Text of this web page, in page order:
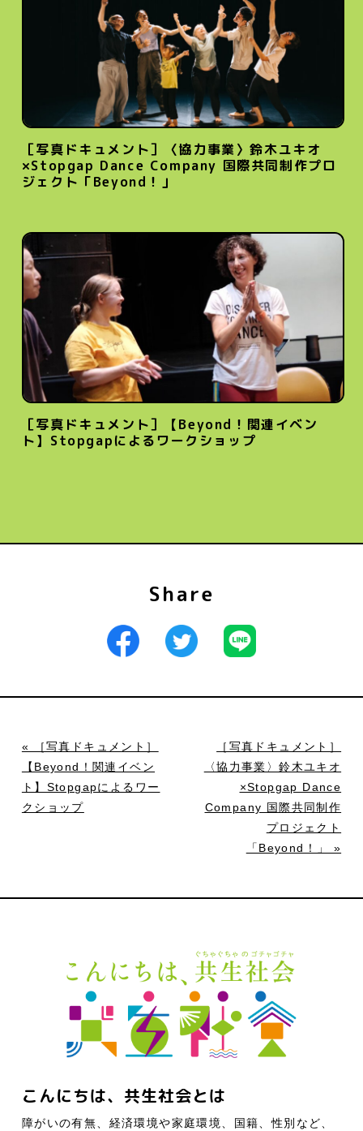
［写真ドキュメント］〈協力事業〉鈴木ユキオ
×Stopgap Dance Company 国際共同制作プロ
ジェクト「Beyond！」
［写真ドキュメント］【Beyond！関連イベン
ト】Stopgapによるワークショップ
Share
« ［写真ドキュメント］
【Beyond！関連イベン
ト】Stopgapによるワー
クショップ
［写真ドキュメント］
〈協力事業〉鈴木ユキオ
×Stopgap Dance
Company 国際共同制作
プロジェクト
「Beyond！」 »
こんにちは、共生社会とは
障がいの有無、経済環境や家庭環境、国籍、性別など、